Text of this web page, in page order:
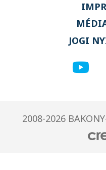
JOGI
2008-2026